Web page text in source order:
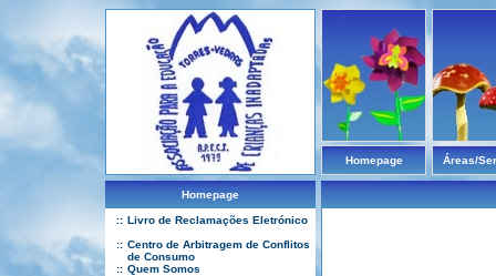
Homepage Áreas/
Homepage
:: Livro de Reclamações Eletrónico
:: Centro de Arbitragem de Conflitos
de Consumo
:: Quem Somos